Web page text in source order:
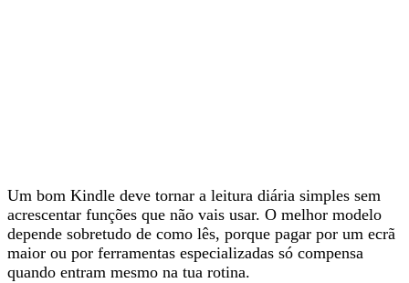
Um bom Kindle deve tornar a leitura diária simples sem
acrescentar funções que não vais usar. O melhor modelo
depende sobretudo de como lês, porque pagar por um ecrã
maior ou por ferramentas especializadas só compensa
quando entram mesmo na tua rotina.